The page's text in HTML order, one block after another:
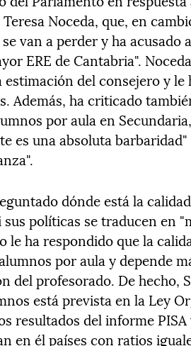
Noceda, que, en
van a perder y ha acusado
ERE de Cantabria".
del consejero y le
Además, ha criticado
por aula en
es una absoluta
dónde está la
políticas se traducen en
le ha respondido que la
por aula y depende
del profesorado. De hecho,
está prevista en la Ley
resultados del informe PISA
en él países con ratios